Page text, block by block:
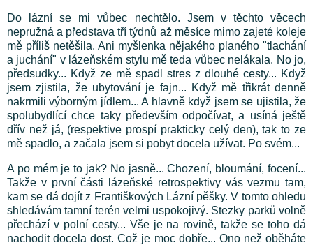
Do lázní se mi vůbec nechtělo. Jsem v těchto věcech
nepružná a představa tří týdnů až měsíce mimo zajeté koleje
mě příliš netěšila. Ani myšlenka nějakého planého "tlachání
a juchání" v lázeňském stylu mě teda vůbec nelákala. No jo,
předsudky... Když ze mě spadl stres z dlouhé cesty... Když
jsem zjistila, že ubytování je fajn... Když mě třikrát denně
nakrmili výborným jídlem... A hlavně když jsem se ujistila, že
spolubydlící chce taky především odpočívat, a usíná ještě
dřív než já, (respektive prospí prakticky celý den), tak to ze
mě spadlo, a začala jsem si pobyt docela užívat. Po svém...
A po mém je to jak? No jasně... Chození, bloumání, focení...
Takže v první části lázeňské retrospektivy vás vezmu tam,
kam se dá dojít z Františkových Lázní pěšky. V tomto ohledu
shledávám tamní terén velmi uspokojivý. Stezky parků volně
přechází v polní cesty... Vše je na rovině, takže se toho dá
nachodit docela dost. Což je moc dobře... Ono než oběháte